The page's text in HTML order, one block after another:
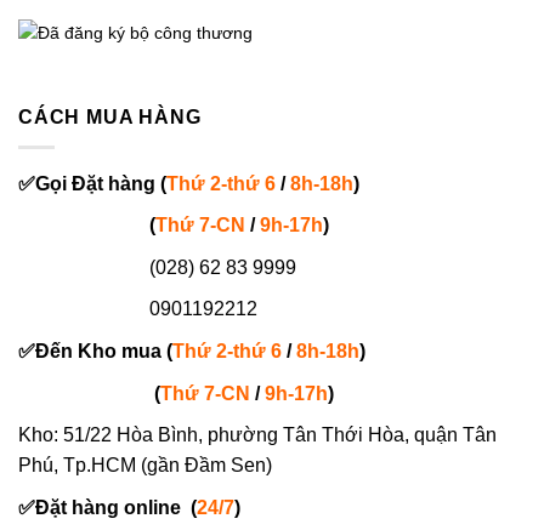
CÁCH MUA HÀNG
✅Gọi Đặt hàng (Thứ 2-thứ 6 /8h-18h)
(Thứ 7-CN /9h-17h)
(028) 62 83 9999
0901192212
✅Đến Kho mua (Thứ 2-thứ 6 /8h-18h)
(Thứ 7-CN /9h-17h)
Kho: 51/22 Hòa Bình, phường Tân Thới Hòa, quận Tân
Phú, Tp.HCM (gần Đầm Sen)
✅Đặt hàng online (24/7)